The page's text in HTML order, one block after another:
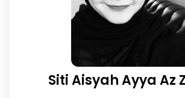
Siti Aisyah Ayya Az